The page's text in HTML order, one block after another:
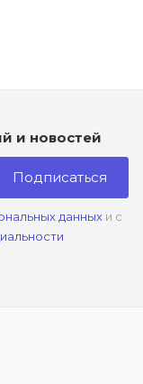
и новостей
Подписаться
данныхи с